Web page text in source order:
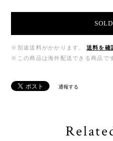
※別途送料がかかります。
送料を確
※この商品は海外配送できる商品で
通報する